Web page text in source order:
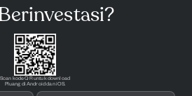
Scan kode QR untuk download
Pluang di Android dan iOS.